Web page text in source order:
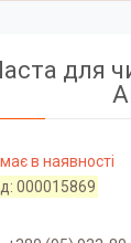
для
в наявності
000015869